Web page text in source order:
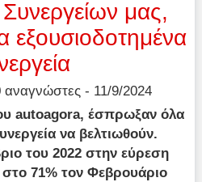
μας,
εξουσιοδοτημένα
- 11/9/2024
autoagora, έσπρωξαν όλα
να βελτιωθούν.
του 2022 στην εύρεση
71% τον Φεβρουάριο